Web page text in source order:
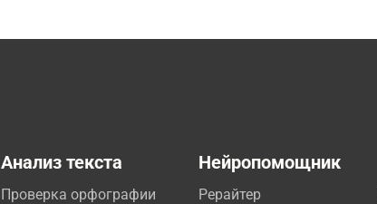
Анализ текста
Проверка орфографии
Нейропомощник
Рерайтер